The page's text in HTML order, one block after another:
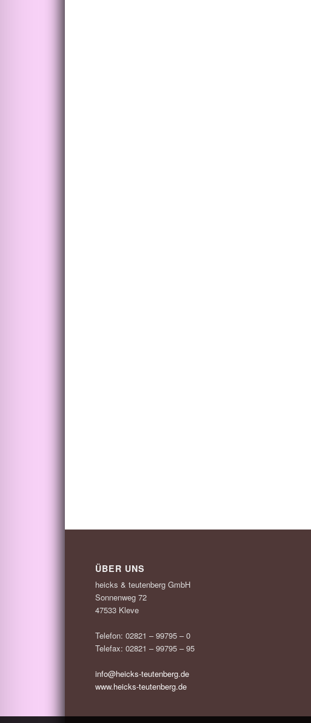
ÜBER UNS
heicks & teutenberg GmbH
Sonnenweg 72
47533 Kleve
Telefon: 02821 – 99795 – 0
Telefax: 02821 – 99795 – 95
info@heicks-teutenberg.de
www.heicks-teutenberg.de